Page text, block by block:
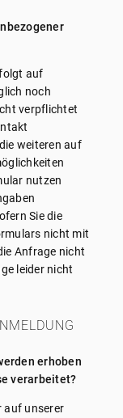
auf
noch
verpflichtet
weiteren auf
nutzen
Sie die
nicht mit
Anfrage nicht
leider nicht
erhoben
verarbeitet?
auf unserer